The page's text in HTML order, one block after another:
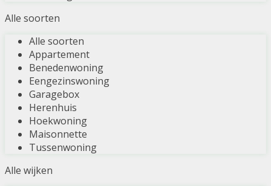
Alle soorten
Alle soorten
Appartement
Benedenwoning
Eengezinswoning
Garagebox
Herenhuis
Hoekwoning
Maisonnette
Tussenwoning
Alle wijken